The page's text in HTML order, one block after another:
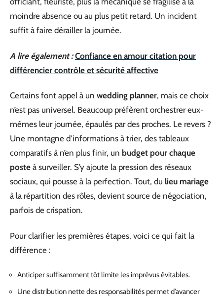
moindre absence ou au plus petit retard. Un incident
suffit à faire dérailler la journée.
A lire également : Confiance en amour citation pour
différencier contrôle et sécurité affective
Certains font appel à un wedding planner, mais ce choix
n’est pas universel. Beaucoup préfèrent orchestrer eux-
mêmes leur journée, épaulés par des proches. Le revers ?
Une montagne d’informations à trier, des tableaux
comparatifs à n’en plus finir, un budget pour chaque
poste à surveiller. S’y ajoute la pression des réseaux
sociaux, qui pousse à la perfection. Tout, du lieu mariage
à la répartition des rôles, devient source de négociation,
parfois de crispation.
Pour clarifier les premières étapes, voici ce qui fait la
différence :
Anticiper suffisamment tôt limite les imprévus évitables.
Une distribution nette des responsabilités permet d’avancer